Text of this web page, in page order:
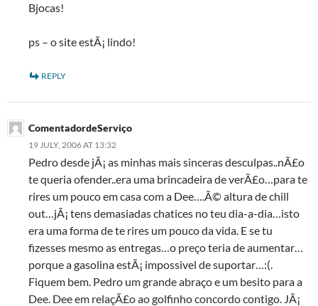
Bjocas!
ps – o site estÃ¡ lindo!
REPLY
ComentadordeServiço
19 JULY, 2006 AT 13:32
Pedro desde jÃ¡ as minhas mais sinceras desculpas..nÃ£o
te queria ofender..era uma brincadeira de verÃ£o…para te
rires um pouco em casa com a Dee….Ã© altura de chill
out…jÃ¡ tens demasiadas chatices no teu dia-a-dia…isto
era uma forma de te rires um pouco da vida. E se tu
fizesses mesmo as entregas…o preço teria de aumentar…
porque a gasolina estÃ¡ impossivel de suportar…:(.
Fiquem bem. Pedro um grande abraço e um besito para a
Dee. Dee em relaçÃ£o ao golfinho concordo contigo. JÃ¡